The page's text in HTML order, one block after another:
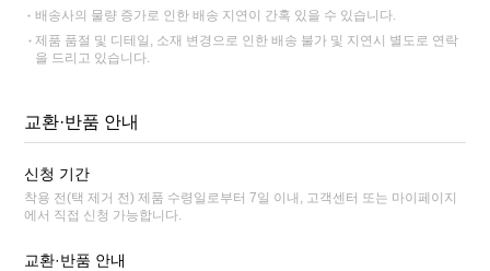
배송사의 물량 증가로 인한 배송 지연이 간혹 있을 수 있습니다.
제품 품절 및 디테일, 소재 변경으로 인한 배송 불가 및 지연시 별도로 연락
을 드리고 있습니다.
교환·반품 안내
신청 기간
착용 전(택 제거 전) 제품 수령일로부터 7일 이내, 고객센터 또는 마이페이지
에서 직접 신청 가능합니다.
교환·반품 안내